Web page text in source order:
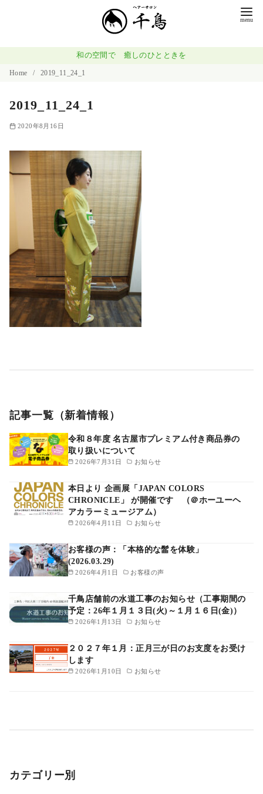
和の空間で 癒しのひとときを
Home 2019_11_24_1
2019_11_24_1
2020年8月16日
記事一覧（新着情報）
2026年7月31日 お知らせ
令和８年度 名古屋市プレミアム付き商品券の
取り扱いについて
2026年4月11日 お知らせ
本日より 企画展「JAPAN COLORS
CHRONICLE」 が開催です （＠ホーユーヘ
アカラーミュージアム）
2026年4月1日 お客様の声
お客様の声：「本格的な髷を体験」
(2026.03.29)
2026年1月13日 お知らせ
千鳥店舗前の水道工事のお知らせ（工事期間の
予定：26年１月１３日(火)～１月１６日(金)）
2026年1月10日 お知らせ
２０２７年１月：正月三が日のお支度をお受け
します
カテゴリー別